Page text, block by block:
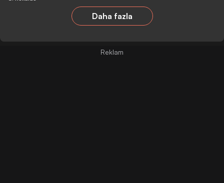
Daha fazla